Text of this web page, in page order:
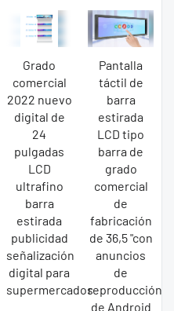
Grado
comercial
2022 nuevo
digital de
24
pulgadas
LCD
ultrafino
barra
estirada
publicidad
señalización
digital para
supermercados
Pantalla
táctil de
barra
estirada
LCD tipo
barra de
grado
comercial
de
fabricación
de 36,5 "con
anuncios
de
reproducción
de Android